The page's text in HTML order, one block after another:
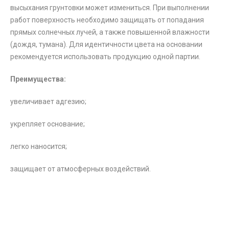
высыхания грунтовки может измениться. При выполнении
работ поверхность необходимо защищать от попадания
прямых солнечных лучей, а также повышенной влажности
(дождя, тумана). Для идентичности цвета на основании
рекомендуется использовать продукцию одной партии.
Преимущества:
увеличивает адгезию;
укрепляет основание;
легко наносится;
защищает от атмосферных воздействий.